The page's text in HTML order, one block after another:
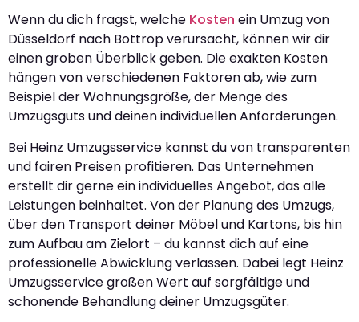
Wenn du dich fragst, welche Kosten ein Umzug von
Düsseldorf nach Bottrop verursacht, können wir dir
einen groben Überblick geben. Die exakten Kosten
hängen von verschiedenen Faktoren ab, wie zum
Beispiel der Wohnungsgröße, der Menge des
Umzugsguts und deinen individuellen Anforderungen.
Bei Heinz Umzugsservice kannst du von transparenten
und fairen Preisen profitieren. Das Unternehmen
erstellt dir gerne ein individuelles Angebot, das alle
Leistungen beinhaltet. Von der Planung des Umzugs,
über den Transport deiner Möbel und Kartons, bis hin
zum Aufbau am Zielort – du kannst dich auf eine
professionelle Abwicklung verlassen. Dabei legt Heinz
Umzugsservice großen Wert auf sorgfältige und
schonende Behandlung deiner Umzugsgüter.